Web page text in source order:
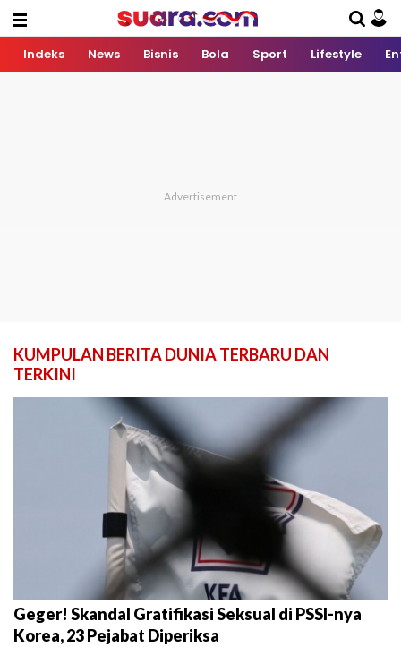
Indeks News Bisnis Bola Sport Lifestyle
KUMPULAN BERITA DUNIA TERBARU DAN
TERKINI
Geger! Skandal Gratifikasi Seksual di PSSI-nya
Korea, 23 Pejabat Diperiksa